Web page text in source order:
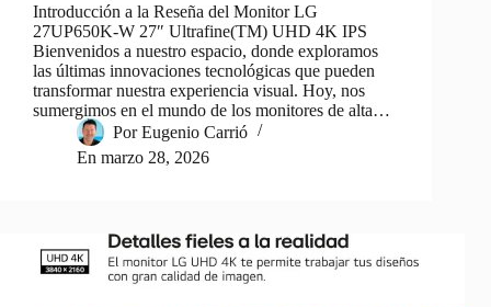
Introducción a la Reseña del Monitor LG
27UP650K-W 27″ Ultrafine(TM) UHD 4K IPS
Bienvenidos a nuestro espacio, donde exploramos
las últimas innovaciones tecnológicas que pueden
transformar nuestra experiencia visual. Hoy, nos
sumergimos en el mundo de los monitores de alta…
Por Eugenio Carrió
En marzo 28, 2026